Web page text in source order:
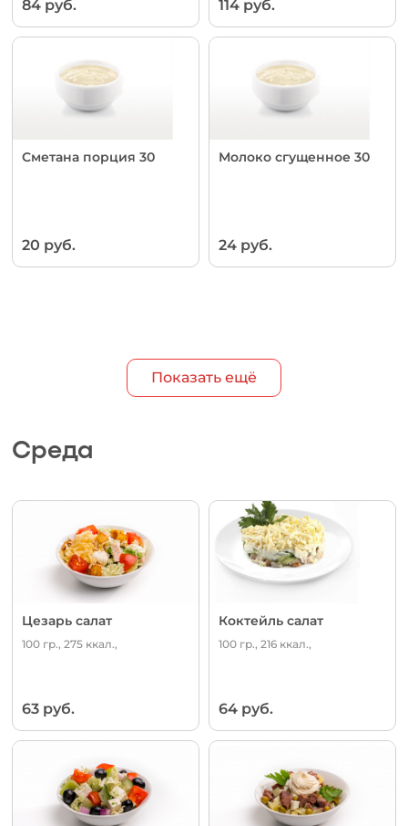
84 руб. 114 руб.
Сметана порция 30
20 руб.
Молоко сгущенное 30
24 руб.
Показать ещё
Среда
Цезарь салат
100 гр., 275 ккал.,
63 руб.
Коктейль салат
100 гр., 216 ккал.,
64 руб.